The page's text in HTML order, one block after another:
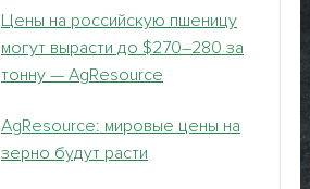
Цены на российскую пшеницу
могут вырасти до $270–280 за
тонну — AgResource
AgResource: мировые цены на
зерно будут расти